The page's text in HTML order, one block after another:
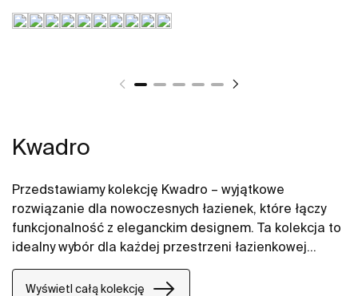
Kwadro
Przedstawiamy kolekcję Kwadro – wyjątkowe
rozwiązanie dla nowoczesnych łazienek, które łączy
funkcjonalność z eleganckim designem. Ta kolekcja to
idealny wybór dla każdej przestrzeni łazienkowej
małej i dużej oferując szafki łazienkowe z dwiema
szufladami, komodę łazienkową z dwiema szufladami,
Wyświetl całą kolekcję